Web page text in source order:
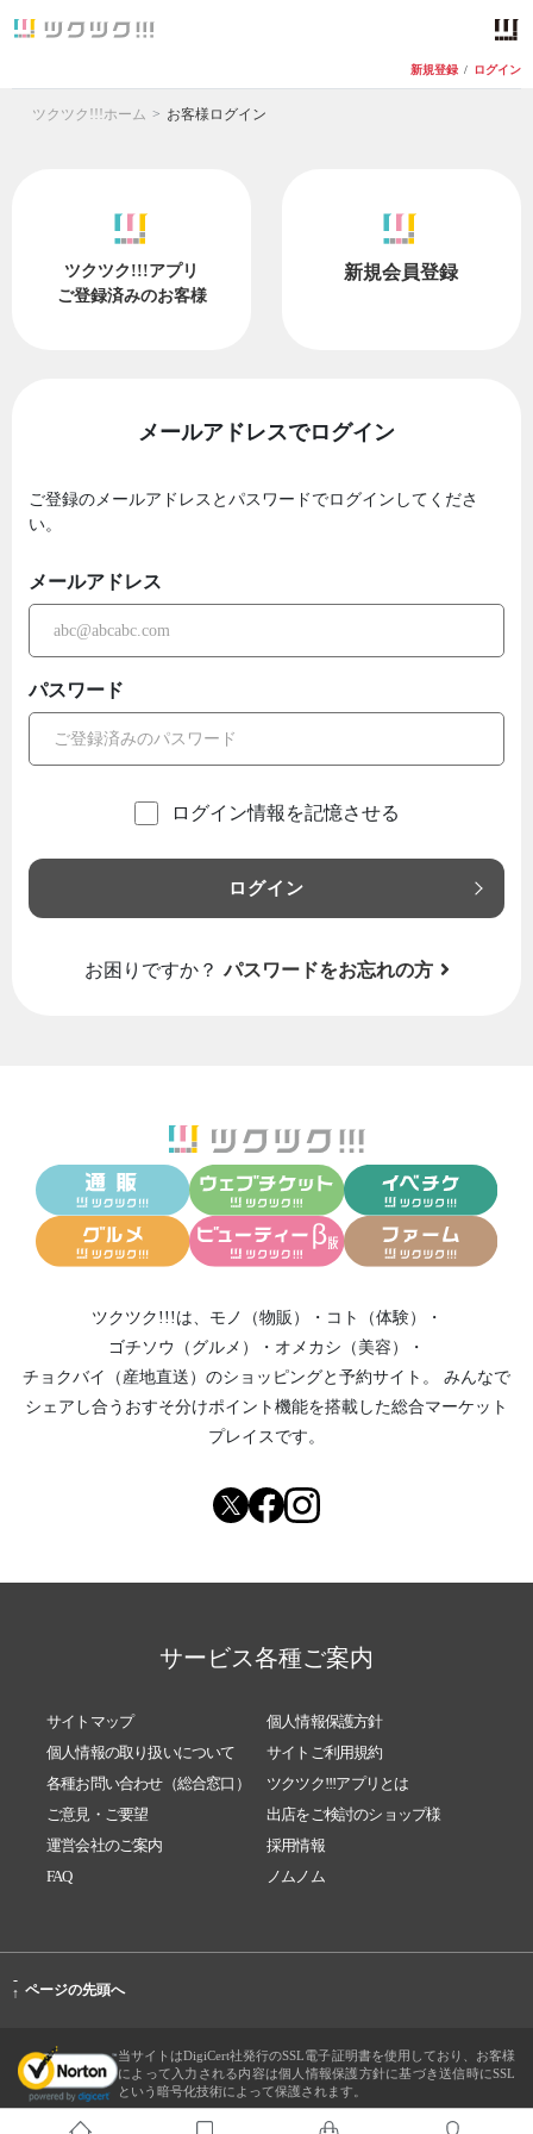
新規登録 / ログイン
ツクツク!!!ホーム お客様ログイン
ツクツク!!!アプリ
ご登録済みのお客様
新規会員登録
メールアドレスでログイン
ご登録のメールアドレスとパスワードでログインしてくださ
い。
メールアドレス
パスワード
ログイン情報を記憶させる
ログイン
お困りですか？ パスワードをお忘れの方
ツクツク!!!は、 モノ（物販） ・ コト（体験）
・
ゴチソウ（グルメ）
・ オメカシ（美容）
・
チョクバイ（産地直送） のショッピングと予約サイト。
みんなで
シェアし合う おすそ分けポイント機能を搭載した総合マーケット
プレイスです。
サービス各種ご案内
サイトマップ
個人情報保護方針
個人情報の取り扱いについて
サイトご利用規約
各種お問い合わせ（総合窓口）
ツクツク!!!アプリとは
ご意見・ご要望
出店をご検討のショップ様
運営会社のご案内
採用情報
FAQ
ノムノム
-
↑ ページの先頭へ
当サイトはDigiCert社発行のSSL電子証明書を使用しており、お客様
によって入力される内容は個人情報保護方針に基づき送信時にSSL
という暗号化技術によって保護されます。